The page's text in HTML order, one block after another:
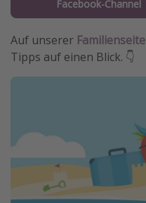
Facebook-Channel
Auf unserer Familienseite
Tipps auf einen Blick. 👇